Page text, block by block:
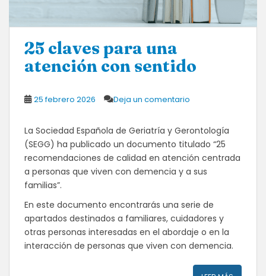
25 claves para una
atención con sentido
25 febrero 2026 Deja un comentario
La Sociedad Española de Geriatría y Gerontología
(SEGG) ha publicado un documento titulado “25
recomendaciones de calidad en atención centrada
a personas que viven con demencia y a sus
familias”.
En este documento encontrarás una serie de
apartados destinados a familiares, cuidadores y
otras personas interesadas en el abordaje o en la
interacción de personas que viven con demencia.